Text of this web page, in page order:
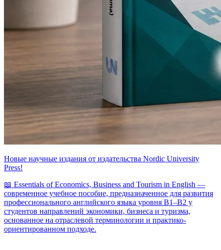
Новые научные издания от издательства Nordic University
Press!
📖 Essentials of Economics, Business and Tourism in English —
современное учебное пособие, предназначенное для развития
профессионального английского языка уровня B1–B2 у
студентов направлений экономики, бизнеса и туризма,
основанное на отраслевой терминологии и практико-
ориентированном подходе.